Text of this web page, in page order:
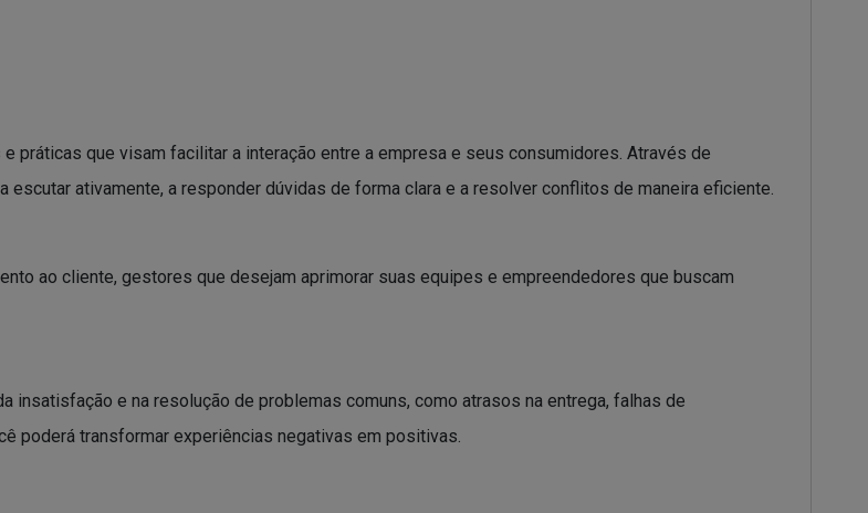
práticas que visam facilitar a interação entre a empresa e seus consumidores. Através de
ativamente, a responder dúvidas de forma clara e a resolver conflitos de maneira eficiente.
ao cliente, gestores que desejam aprimorar suas equipes e empreendedores que buscam
insatisfação e na resolução de problemas comuns, como atrasos na entrega, falhas de
poderá transformar experiências negativas em positivas.